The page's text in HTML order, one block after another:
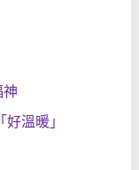
溫暖」